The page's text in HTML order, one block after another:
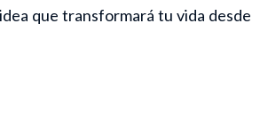
que transformará tu vida desde